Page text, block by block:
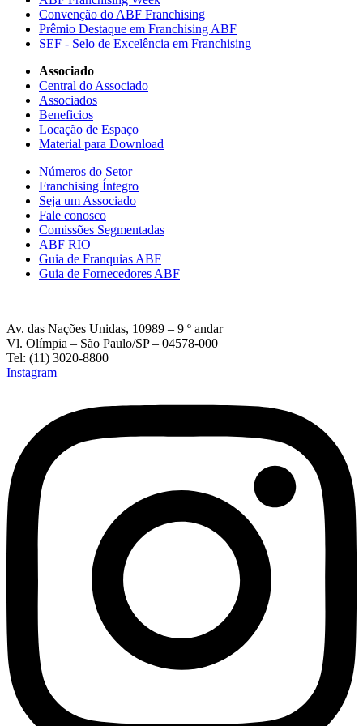
Convenção do ABF Franchising
Prêmio Destaque em Franchising ABF
SEF - Selo de Excelência em Franchising
Associado
Central do Associado
Associados
Beneficios
Locação de Espaço
Material para Download
Números do Setor
Franchising Íntegro
Seja um Associado
Fale conosco
Comissões Segmentadas
ABF RIO
Guia de Franquias ABF
Guia de Fornecedores ABF
Av. das Nações Unidas, 10989 – 9 º andar
Vl. Olímpia – São Paulo/SP – 04578-000
Tel: (11) 3020-8800
Instagram